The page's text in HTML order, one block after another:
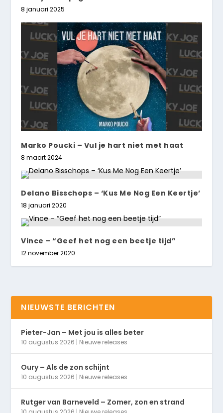
8 januari 2025
Marko Poucki – Vul je hart niet met haat
8 maart 2024
Delano Bisschops – ‘Kus Me Nog Een Keertje’
18 januari 2020
Vince – “Geef het nog een beetje tijd”
12 november 2020
NIEUWSTE BERICHTEN
Pieter-Jan – Met jou is alles beter
10 augustus 2026 | Nieuwe releases
Oury – Als de zon schijnt
10 augustus 2026 | Nieuwe releases
Rutger van Barneveld – Zomer, zon en strand